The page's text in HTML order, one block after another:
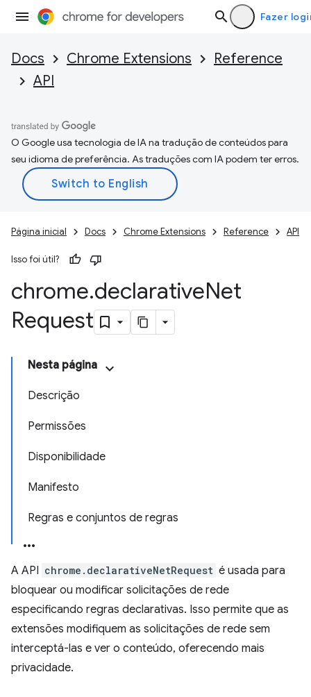
Fazer
Docs Chrome Extensions
Reference
API
O Google usa tecnologia de IA na tradução de conteúdos para
seu idioma de preferência. As traduções com IA podem ter erros.
Página inicial Docs Chrome Extensions Reference API
Isso foi útil?
chrome.declarativeNet
Request
Nesta página
Descrição
Permissões
Disponibilidade
Manifesto
Regras e conjuntos de regras
A API chrome.declarativeNetRequest é usada para
bloquear ou modificar solicitações de rede
especificando regras declarativas. Isso permite que as
extensões modifiquem as solicitações de rede sem
interceptá-las e ver o conteúdo, oferecendo mais
privacidade.